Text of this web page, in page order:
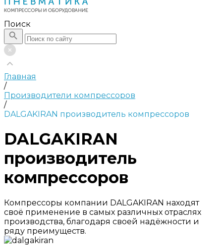
Поиск
Главная
/
Производители компрессоров
/
DALGAKIRAN производитель компрессоров
DALGAKIRAN
производитель
компрессоров
Компрессоры компании DALGAKIRAN находят
своё применение в самых различных отраслях
производства, благодаря своей надёжности и
ряду преимуществ.